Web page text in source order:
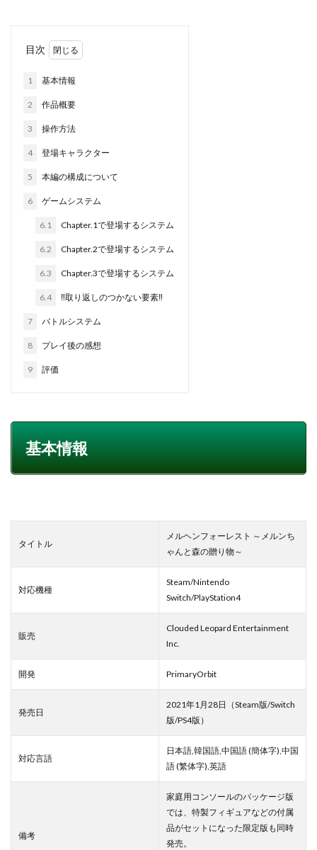
目次
1 基本情報
2 作品概要
3 操作方法
4 登場キャラクター
5 本編の構成について
6 ゲームシステム
6.1 Chapter.1で登場するシステム
6.2 Chapter.2で登場するシステム
6.3 Chapter.3で登場するシステム
6.4 ‼取り返しのつかない要素‼
7 バトルシステム
8 プレイ後の感想
9 評価
基本情報
タイトル
メルヘンフォーレスト ～メルンち
ゃんと森の贈り物～
対応機種
Steam/Nintendo
Switch/PlayStation4
販売
Clouded Leopard Entertainment
Inc.
開発 PrimaryOrbit
発売日
2021年1月28日（Steam版/Switch
版/PS4版）
対応言語
日本語,韓国語,中国語 (簡体字),中国
語 (繁体字),英語
備考
家庭用コンソールのパッケージ版
では、特製フィギュアなどの付属
品がセットになった限定版も同時
発売。